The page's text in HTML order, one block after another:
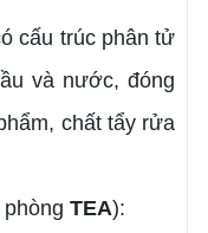
cấu trúc phân tử
và nước, đóng
chất tẩy rửa
TEA):